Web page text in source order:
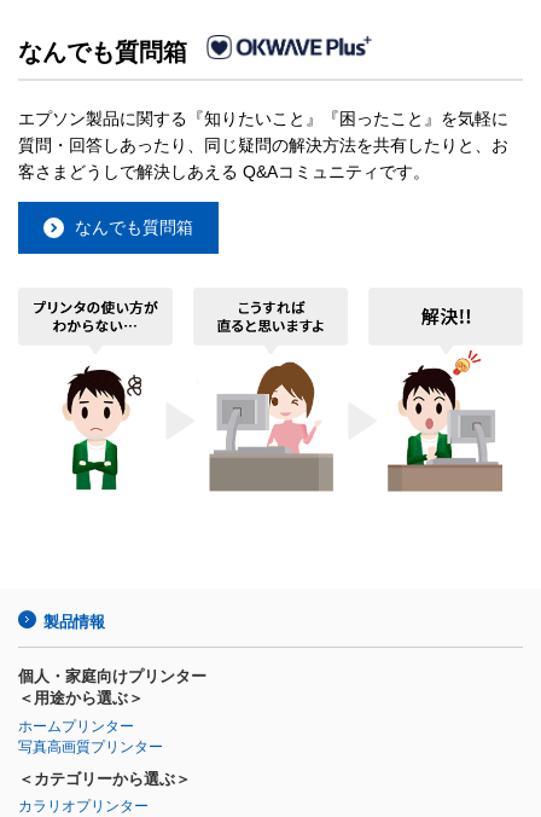
なんでも質問箱
エプソン製品に関する『知りたいこと』『困ったこと』を気軽に
質問・回答しあったり、同じ疑問の解決方法を共有したりと、お
客さまどうしで解決しあえる Q&Aコミュニティです。
なんでも質問箱
製品情報
個人・家庭向けプリンター
＜用途から選ぶ＞
ホームプリンター
写真高画質プリンター
＜カテゴリーから選ぶ＞
カラリオプリンター